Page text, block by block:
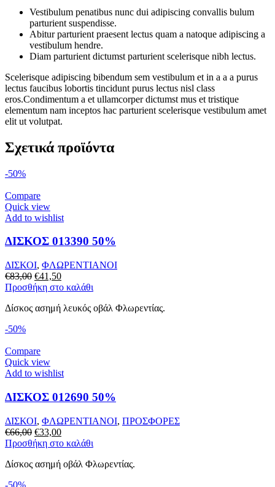
Vestibulum penatibus nunc dui adipiscing convallis bulum
parturient suspendisse.
Abitur parturient praesent lectus quam a natoque adipiscing a
vestibulum hendre.
Diam parturient dictumst parturient scelerisque nibh lectus.
Scelerisque adipiscing bibendum sem vestibulum et in a a a purus
lectus faucibus lobortis tincidunt purus lectus nisl class
eros.Condimentum a et ullamcorper dictumst mus et tristique
elementum nam inceptos hac parturient scelerisque vestibulum amet
elit ut volutpat.
Σχετικά προϊόντα
-50%
Compare
Quick view
Add to wishlist
ΔΙΣΚΟΣ 013390 50%
ΔΙΣΚΟΙ, ΦΛΩΡΕΝΤΙΑΝΟΙ
€83,00 Original
price
€83,00.
€41,50Η
τρέχουσα
είναι:
Προσθήκη στο καλάθι
Δίσκος ασημή λευκός οβάλ Φλωρεντίας.
-50%
Compare
Quick view
Add to wishlist
ΔΙΣΚΟΣ 012690 50%
ΔΙΣΚΟΙ, ΦΛΩΡΕΝΤΙΑΝΟΙ, ΠΡΟΣΦΟΡΕΣ
€66,00 Original
price
€66,00.
€33,00Η
τρέχουσα
είναι:
Προσθήκη στο καλάθι
Δίσκος ασημή οβάλ Φλωρεντίας.
-50%